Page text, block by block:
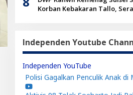
Korban Kebakaran Tallo,
Independen Youtube
Independen YouTube
Polisi Gagalkan Penculik Anak di